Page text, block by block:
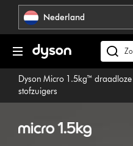
Navigatie
overslaan
Nederland
Zoek
op
dyson.nl
Dyson Micro 1.5kg™ draadloze
stofzuigers